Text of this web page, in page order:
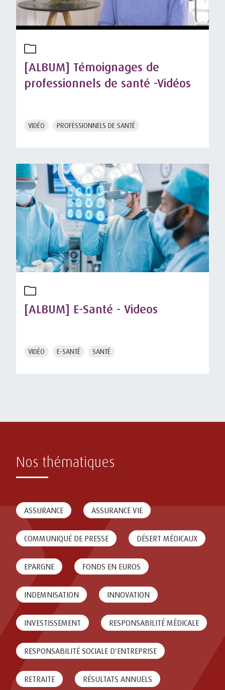
[ALBUM] Témoignages de
professionnels de santé -Vidéos
VIDÉO PROFESSIONNELS DE SANTÉ
[ALBUM] E-Santé - Videos
VIDÉO E-SANTÉ SANTÉ
Nos thématiques
ASSURANCE ASSURANCE VIE
COMMUNIQUÉ DE PRESSE DÉSERT MÉDICAUX
EPARGNE FONDS EN EUROS
INDEMNISATION INNOVATION
INVESTISSEMENT RESPONSABILITÉ MÉDICALE
RESPONSABILITÉ SOCIALE D'ENTREPRISE
RETRAITE RÉSULTATS ANNUELS